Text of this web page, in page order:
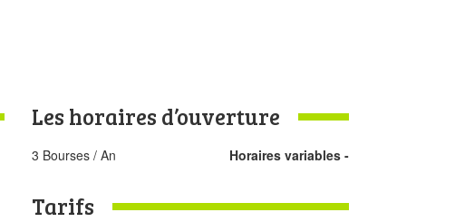
Les horaires d’ouverture
3 Bourses / An Horaires variables -
Tarifs